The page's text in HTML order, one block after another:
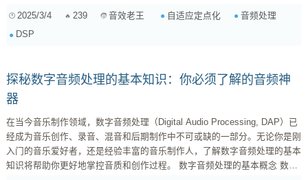
前提下，最大限度地节省计算资源？如何在不同的硬件平台上实现高效的音
频处理？这些问题，都与定点化技术息息相关。 1.1 定点化 vs 浮点化 首
2025/3/4 239 音效老王 自适应定点化
音频处理
DSP
探秘数字音频处理的基本知识：你必须了解的音频神
器
在当今音乐制作领域，数字音频处理（Digital Audio Processing, DAP）已
经成为音乐创作、录音、混音和后期制作中不可或缺的一部分。无论你是刚
入门的音乐爱好者，还是经验丰富的音乐制作人，了解数字音频处理的基本
知识将帮助你更好地掌控音质和创作过程。 数字音频处理的基本概念 数字